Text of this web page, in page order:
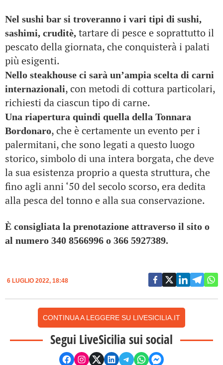
Nel sushi bar si troveranno i vari tipi di sushi,
sashimi, cruditè, tartare di pesce e soprattutto il
pescato della giornata, che conquisterà i palati
più esigenti.
Nello steakhouse ci sarà un’ampia scelta di carni
internazionali, con metodi di cottura particolari,
richiesti da ciascun tipo di carne.
Una riapertura quindi quella della Tonnara
Bordonaro, che è certamente un evento per i
palermitani, che sono legati a questo luogo
storico, simbolo di una intera borgata, che deve
la sua esistenza proprio a questa struttura, che
fino agli anni ‘50 del secolo scorso, era dedita
alla pesca del tonno e alla sua conservazione.
È consigliata la prenotazione attraverso il sito o
al numero 340 8566996 o 366 5927389.
6 LUGLIO 2022, 18:48
CONTINUA A LEGGERE SU LIVESICILIA.IT
Segui LiveSicilia sui social